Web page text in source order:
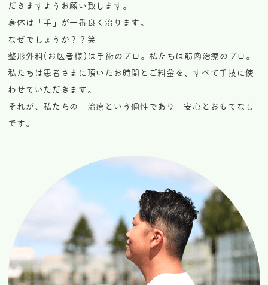
だきますようお願い致します。
身体は「手」が一番良く治ります。
なぜでしょうか？？笑
整形外科(お医者様)は手術のプロ。私たちは筋肉治療のプロ。
私たちは患者さまに頂いたお時間とご料金を、すべて手技に使
わせていただきます。
それが、私たちの 治療という個性であり 安心とおもてなし
です。